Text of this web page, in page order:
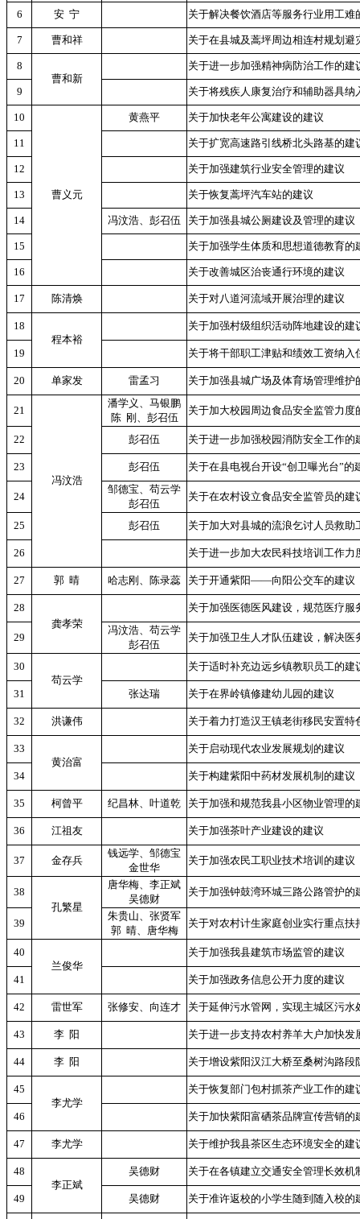
6 安 宁 关于解决餐饮酒店等服务行业用工难
7 曹和祥 关于在县城及蒿坪周边相连村规划避
8
曹和新
关于进一步加强精神病防治工作的建
9 关于将残疾人康复治疗和辅助器具
10
曹义元
黄燕平 关于加快老年公寓建设的建议
11 关于扩宽高速路引线桥北头路基的建
12 关于加强建筑行业安全管理的建议
13 关于恢复蒿坪汽车站的建议
14 冯汶浩、彭召伍 关于加强县城公厕建设及管理的建议
15 关于加强学生体质和思想道德教育的
16 关于改善城区治丧通行环境的建议
17 陈清焕 关于对八道河流域开展治理的建议
18
程本裕
关于加强村级组织活动阵地建设的建
19 关于将干部职工津贴和绩效工资纳
20 单家发 雷孟习 关于加强县城广场及体育场管理维护
21
冯汶浩
潘学义、马银鹏
陈 刚、彭召伍
关于加大校园周边食品安全监管力度
22 彭召伍 关于进一步加强校园消防安全工作的
23 彭召伍 关于在县电视台开设“创卫曝光台”的
24
邹德宝、苟云学
彭召伍
关于在农村设立食品安全监管员的建
25 彭召伍 关于加大对县城的流浪乞讨人员救助
26 关于进一步加大农民科技培训工作力
27 郭 晴 哈志刚、陈录蕊 关于开通紫阳——向阳公交车的建议
28
龚孝荣
关于加强医德医风建设，规范医疗服
29
冯汶浩、苟云学
彭召伍
关于加强卫生人才队伍建设，解决医
30
苟云学
关于适时补充边远乡镇教职员工的建
31 张达瑞 关于在界岭镇修建幼儿园的建议
32 洪谦伟 关于着力打造汉王镇老街移民安置特
33
黄治富
关于启动现代农业发展规划的建议
34 关于构建紫阳中药材发展机制的建议
35 柯曾平 纪昌林、叶道乾 关于加强和规范我县小区物业管理的
36 江祖友 关于加强茶叶产业建设的建议
37 金存兵
钱远学、邹德宝
金世华
关于加强农民工职业技术培训的建议
38
孔繁星
唐华梅、李正斌
吴德财
关于加强钟鼓湾环城三路公路管护的
39
朱贵山、张贤军
郭 晴、唐华梅
关于对农村计生家庭创业实行重点扶
40
兰俊华
关于加强我县建筑市场监管的建议
41 关于加强政务信息公开力度的建议
42 雷世军 张修安、向连才 关于延伸污水管网，实现主城区污水
43 李 阳 关于进一步支持农村养羊大户加快发
44 李 阳 关于增设紫阳汉江大桥至桑树沟路段
45
李尤学
关于恢复部门包村抓茶产业工作的建
46 关于加快紫阳富硒茶品牌宣传营销的
47 李尤学 关于维护我县茶区生态环境安全的建
48
李正斌
吴德财 关于在各镇建立交通安全管理长效机
49 吴德财 关于准许返校的小学生随到随入校的